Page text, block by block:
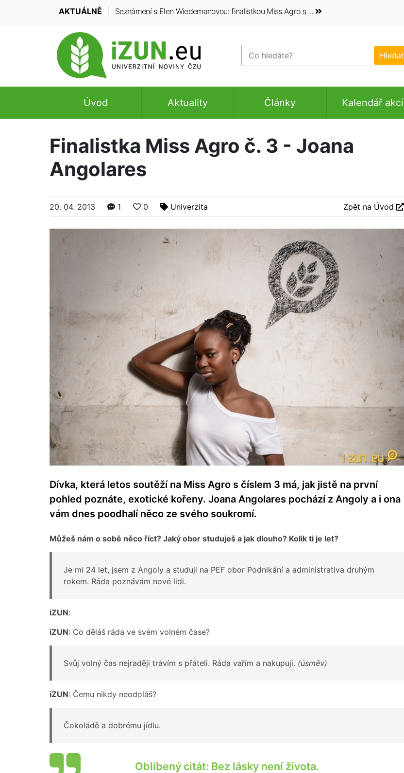
AKTUÁLNĚ Seznámení s Elen Wiedemanovou: finalistkou Miss Agro s ...
Úvod Aktuality Články Kalendář akcí
Finalistka Miss Agro č. 3 - Joana
Angolares
20. 04. 2013 1 0 Univerzita Zpět na Úvod
Dívka, která letos soutěží na Miss Agro s číslem 3 má, jak jistě na první
pohled poznáte, exotické kořeny. Joana Angolares pochází z Angoly a i ona
vám dnes poodhalí něco ze svého soukromí.
Můžeš nám o sobě něco říct? Jaký obor studuješ a jak dlouho? Kolik ti je let?
Je mi 24 let, jsem z Angoly a studuji na PEF obor Podnikání a administrativa druhým
rokem. Ráda poznávám nové lidi.
iZUN:
iZUN: Co děláš ráda ve svém volném čase?
Svůj volný čas nejraději trávím s přáteli. Ráda vařím a nakupuji. (úsměv)
iZUN: Čemu nikdy neodoláš?
Čokoládě a dobrému jídlu.
Oblíbený citát: Bez lásky není života.